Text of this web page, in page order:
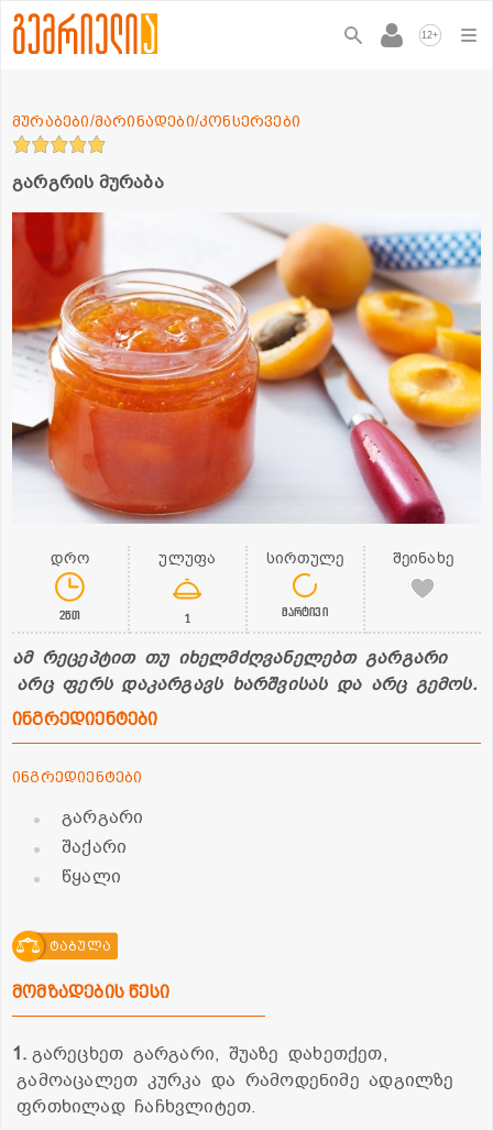
12+
გარგრის მურაბა
მურაბები/მარინადები/კონსერვები
დრო
2წთ
ულუფა
1
სირთულე
მარტივი
შეინახე
ამ რეცეპტით თუ იხელმძღვანელებთ გარგარი
არც ფერს დაკარგავს ხარშვისას და არც გემოს.
ინგრედიენტები
ინგრედიენტები
გარგარი
შაქარი
წყალი
ტაბულა
მომზადების წესი
1. გარეცხეთ გარგარი, შუაზე დახეთქეთ,
გამოაცალეთ კურკა და რამოდენიმე ადგილზე
ფრთხილად ჩაჩხვლიტეთ.